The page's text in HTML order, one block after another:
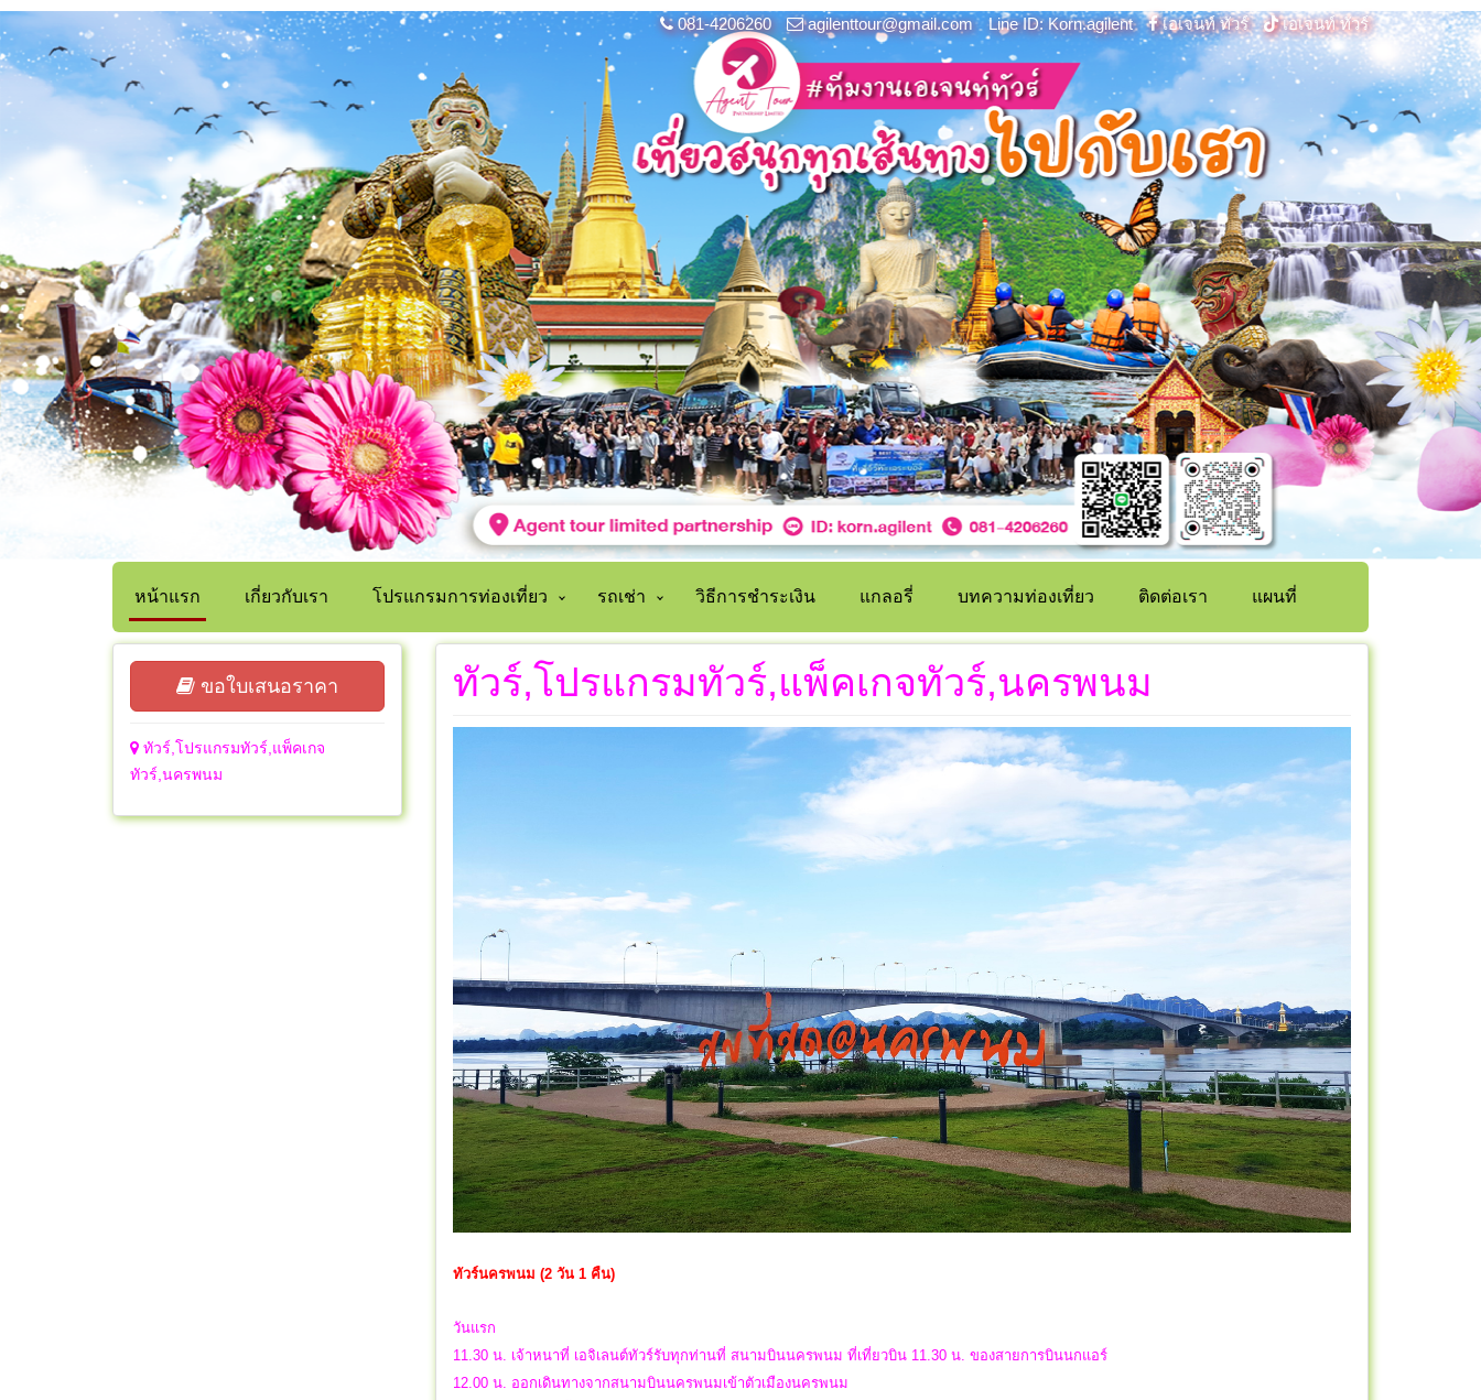
081-4206260 agilenttour@gmail.com Line ID: Korn.agilent เอเจนท์ ทัวร์ เอเจนท์ ทัวร์
หน้าแรก เกี่ยวกับเรา โปรแกรมการท่องเที่ยว รถเช่า วิธีการชำระเงิน แกลอรี่ บทความท่องเที่ยว ติดต่อเรา แผนที่
ขอใบเสนอราคา
ทัวร์,โปรแกรมทัวร์,แพ็คเกจ
ทัวร์,นครพนม
ทัวร์,โปรแกรมทัวร์,แพ็คเกจทัวร์,นครพนม
ทัวร์นครพนม (2 วัน 1 คืน)
วันแรก
11.30 น. เจ้าหนาที่ เอจิเลนต์ทัวร์รับทุกท่านที่ สนามบินนครพนม ที่เที่ยวบิน 11.30 น. ของสายการบินนกแอร์
12.00 น. ออกเดินทางจากสนามบินนครพนมเข้าตัวเมืองนครพนม